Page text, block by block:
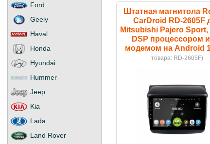
Штатная магнитола
CarDroid RD-2605F
Mitsubishi Pajero Sport,
DSP процессором
модемом на Android
товара: RD-2605F)
Ford
Geely
Haval
Honda
Hyundai
Hummer
Jeep
Kia
Lada
Land Rover